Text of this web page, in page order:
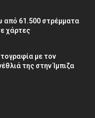
από 61.500 στρέμματα
χάρτες
με τον
της στην Ίμπιζα